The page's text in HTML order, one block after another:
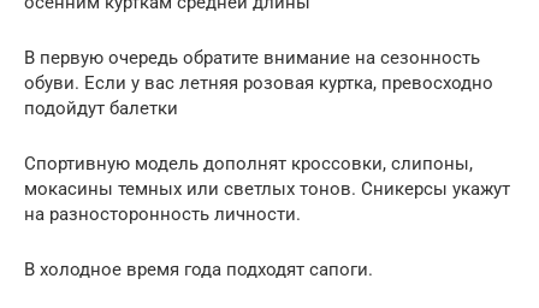
В первую очередь обратите внимание на сезонность
обуви. Если у вас летняя розовая куртка, превосходно
подойдут балетки
Спортивную модель дополнят кроссовки, слипоны,
мокасины темных или светлых тонов. Сникерсы укажут
на разносторонность личности.
В холодное время года подходят сапоги.